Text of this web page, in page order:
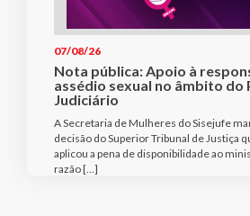
07/08/26
Nota pública: Apoio à
assédio sexual no âmbito do
Judiciário
A Secretaria de Mulheres do Sisejufe
decisão do Superior Tribunal de Justiça
aplicou a pena de disponibilidade ao
razão […]